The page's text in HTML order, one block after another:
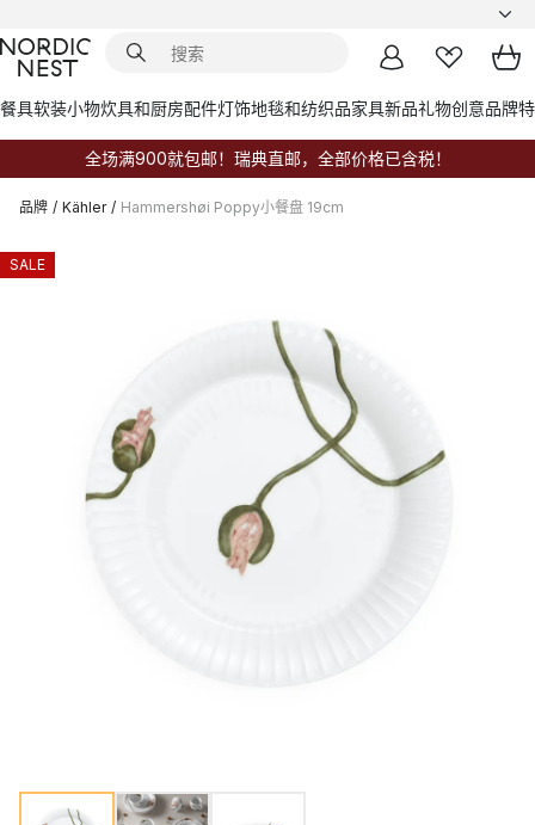
餐具软装小物炊具和厨房配件灯饰地毯和纺织品家具新品礼物创意品牌
全场满900就包邮！瑞典直邮，全部价格已含税！
品牌 / Kähler / Hammershøi Poppy小餐盘 19cm
SALE